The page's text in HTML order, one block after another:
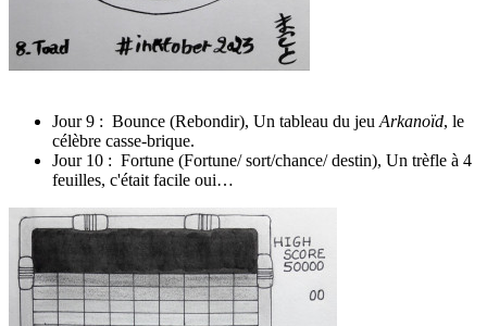
Jour 9 : Bounce (Rebondir), Un tableau du jeu Arkanoïd, le
célèbre casse-brique.
Jour 10 : Fortune (Fortune/ sort/chance/ destin), Un trèfle à 4
feuilles, c'était facile oui…